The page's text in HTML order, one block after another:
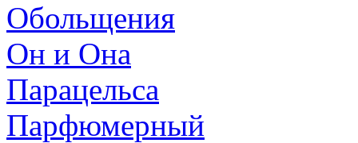
Обольщения
Он и Она
Парацельса
Парфюмерный